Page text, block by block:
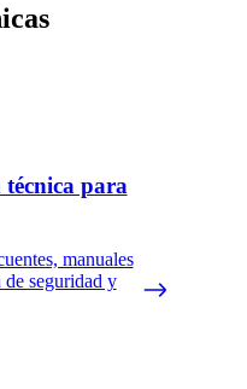
técnica para
manuales
seguridad y